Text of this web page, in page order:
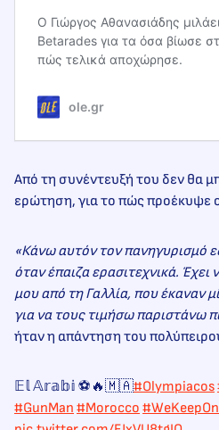
Ο Γιώργος Αθανασιάδης
Betarades για τα όσα βίωσε
πώς τελικά αποχώρησε.
ole.gr
Από τη συνέντευξή του δεν θα
ερώτηση, για το πώς προέκυψε
«Κάνω αυτόν τον πανηγυρισμό
όταν έπαιζα ερασιτεχνικά. Έχει
μου από τη Γαλλία, που έκαναν
για να τους τιμήσω παριστάνω
ήταν η απάντηση του
𝔼𝕝 𝔸𝕣𝕒𝕓𝕚 ⚽🔥🇲🇦#Olympiacos
#GunMan #Morocco